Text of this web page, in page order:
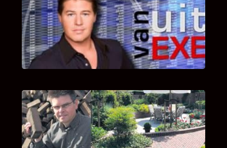
UITSTEL VAN EXECUTIE
Bekijk hier de fragmenten van de deelname
van Bricks and Stones aan dit programma.
INTERVIEW MET HANS BOEREMA
Hoe Bricks and Stones ontstaan is en wat
Hans Boerema motiveert in de wereld van